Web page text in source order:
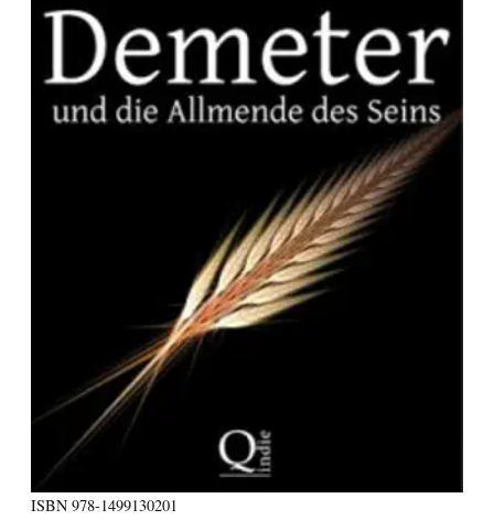
ISBN 978-1499130201